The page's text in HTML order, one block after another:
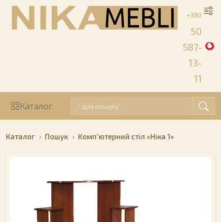
+380
50
587-
13-
11
Каталог
Каталог Пошук Комп'ютерний стіл «Ніка 1»